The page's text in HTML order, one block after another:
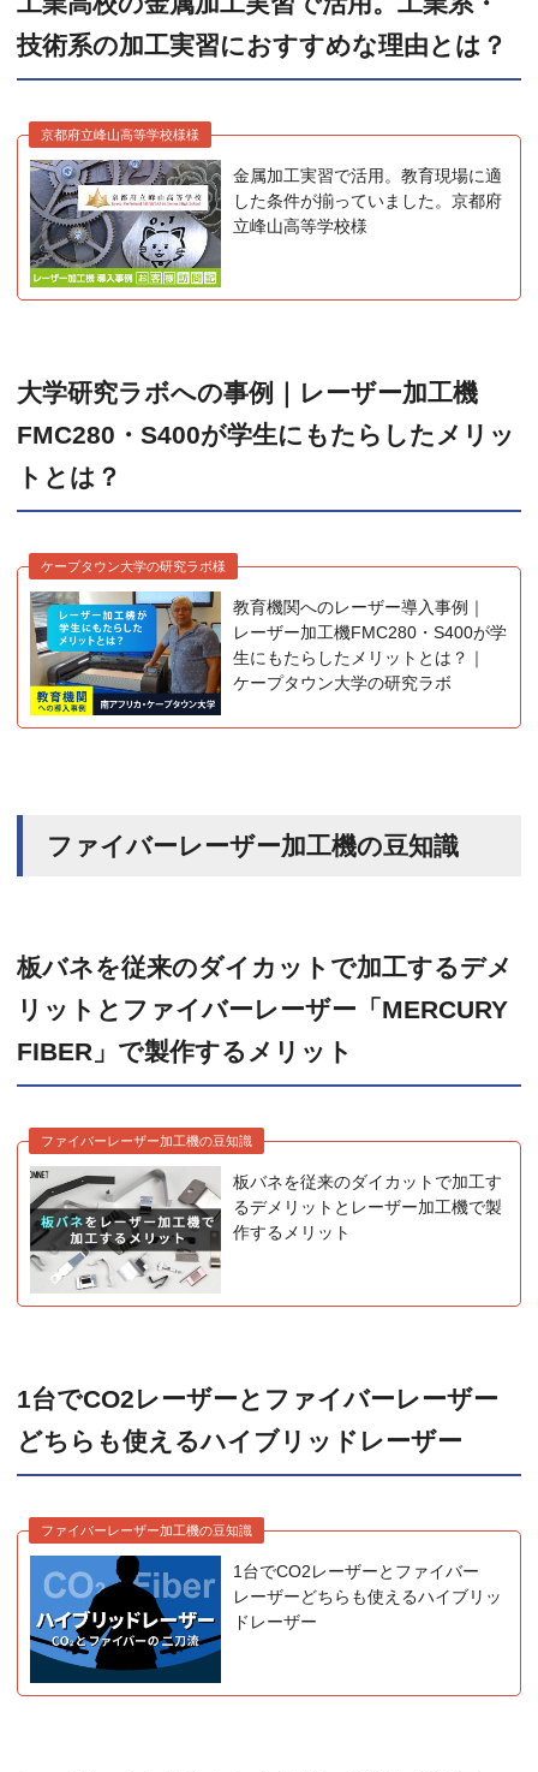
技術系の加工実習におすすめな理由とは？
京都府立峰山高等学校様様
金属加工実習で活用。教育現場に適
した条件が揃っていました。京都府
立峰山高等学校様
大学研究ラボへの事例｜レーザー加工機
FMC280・S400が学生にもたらしたメリッ
トとは？
ケープタウン大学の研究ラボ様
教育機関へのレーザー導入事例｜
レーザー加工機FMC280・S400が学
生にもたらしたメリットとは？｜
ケープタウン大学の研究ラボ
ファイバーレーザー加工機の豆知識
板バネを従来のダイカットで加工するデメ
リットとファイバーレーザー「MERCURY
FIBER」で製作するメリット
ファイバーレーザー加工機の豆知識
板バネを従来のダイカットで加工す
るデメリットとレーザー加工機で製
作するメリット
1台でCO2レーザーとファイバーレーザー
どちらも使えるハイブリッドレーザー
ファイバーレーザー加工機の豆知識
1台でCO2レーザーとファイバー
レーザーどちらも使えるハイブリッ
ドレーザー